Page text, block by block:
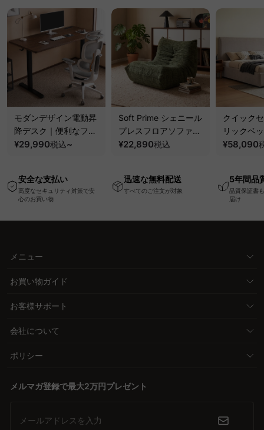
モダンデザイン電動昇
降デスク｜便利なフッ
ク・コンセント・
ー機能搭載ワークデス
ク
¥29,990税込~
Soft Prime シェニール
プレスフロアソファ｜
圧縮梱包で搬入しやす
ァ
¥22,890税込
クイック
リックベ
要で組み
¥58,090
安全な支払い
高度なセキュリティ対策で安
心のお買い物
迅速な無料配送
すべてのご注文が対象
5年間品
品質保証書
届け
メニュー
お買い物ガイド
お客様サポート
会社について
ポリシー
メルマガ登録で最大2万円プレゼント
メールアドレスを入力